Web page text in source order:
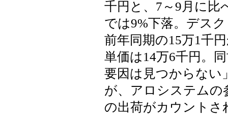
千円と、7～9月に比
では9%下落。デス
前年同期の15万1千
単価は14万6千円。
要因は見つからない
が、アロシステムの
の出荷がカウントさ